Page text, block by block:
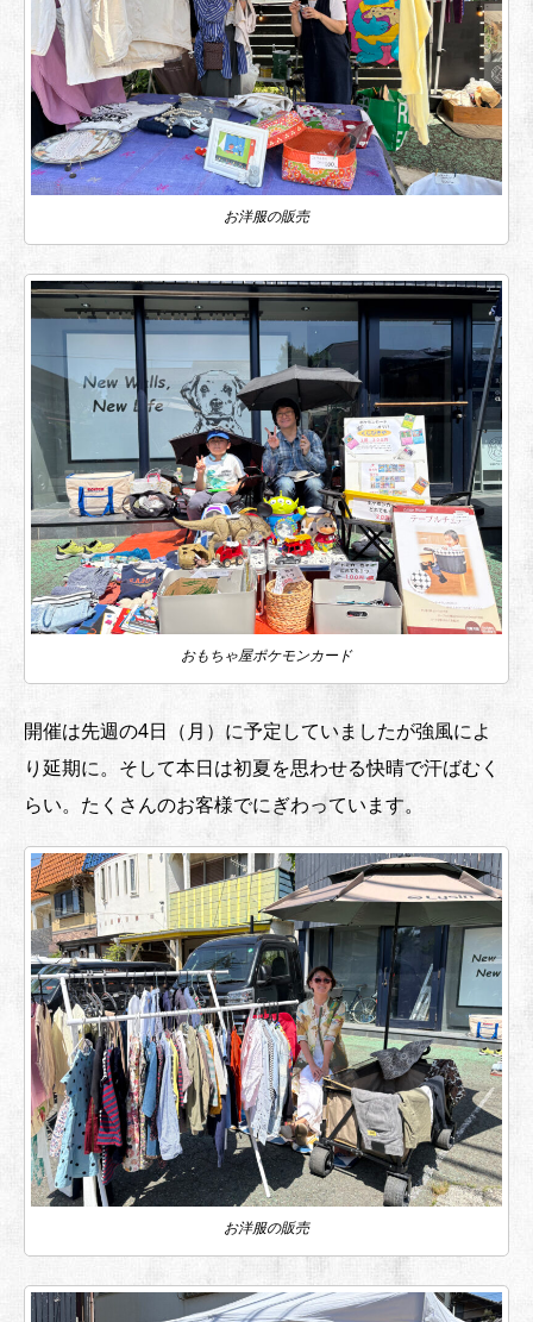
お洋服の販売
おもちゃ屋ポケモンカード
開催は先週の4日（月）に予定していましたが強風によ
り延期に。そして本日は初夏を思わせる快晴で汗ばむく
らい。たくさんのお客様でにぎわっています。
お洋服の販売